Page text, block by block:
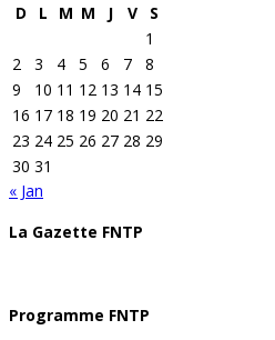
D
L M M J V
S
1
2
3 4 5 6 7
8
9
10 11 12 13 14 15
16 17 18 19 20 21 22
23 24 25 26 27 28 29
30 31
« Jan
La Gazette FNTP
Programme FNTP